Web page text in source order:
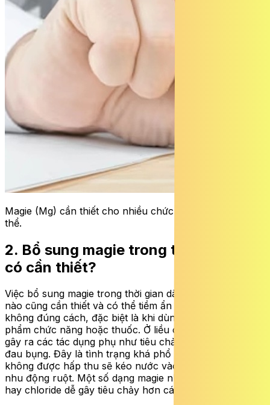
Magie (Mg) cần thiết cho nhiều chức năng sống của cơ
thể.
2. Bổ sung magie trong thời gian dài
có cần thiết?
Việc bổ sung magie trong thời gian dài không phải lúc
nào cũng cần thiết và có thể tiềm ẩn rủi ro nếu sử dụng
không đúng cách, đặc biệt là khi dùng dưới dạng thực
phẩm chức năng hoặc thuốc. Ở liều cao, magie thường
gây ra các tác dụng phụ như tiêu chảy, buồn nôn và
đau bụng. Đây là tình trạng khá phổ biến do phần magie
không được hấp thu sẽ kéo nước vào ruột, làm tăng
nhu động ruột. Một số dạng magie như oxide, carbonate
hay chloride dễ gây tiêu chảy hơn các dạng khác.